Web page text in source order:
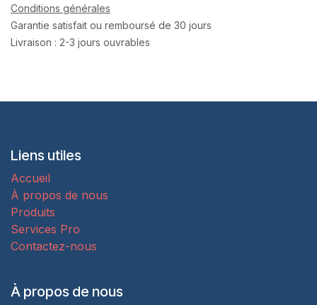
Conditions générales
Garantie satisfait ou remboursé de 30 jours
Livraison : 2-3 jours ouvrables
Liens utiles
Accueil
À propos de nous
Produits
Services Pro
Contactez-nous
À propos de nous